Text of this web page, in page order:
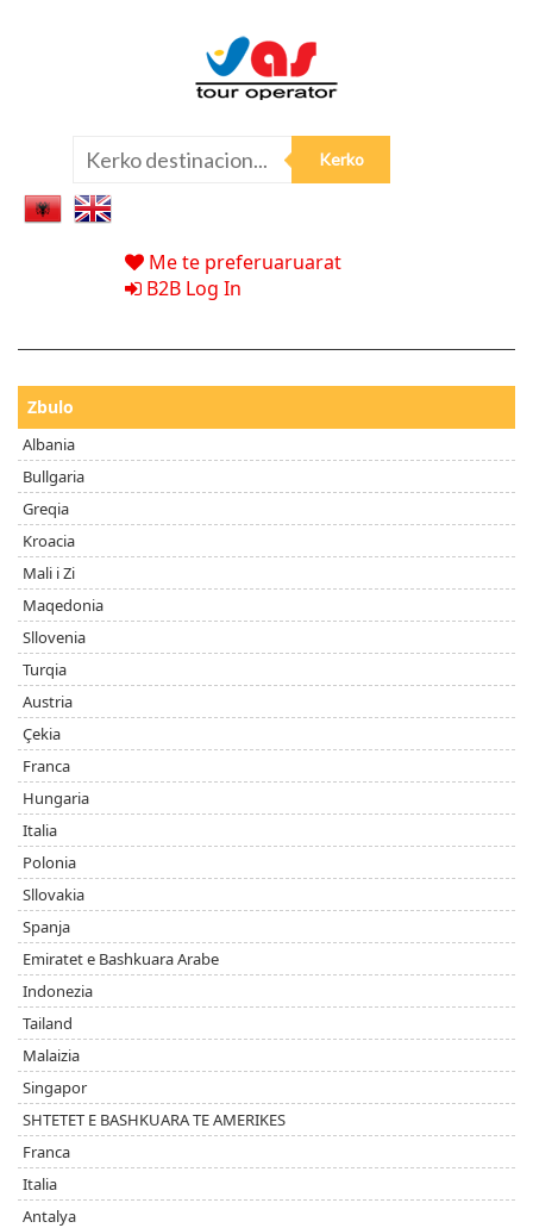
Me te preferuaruarat
B2B Log In
Zbulo
Albania
Bullgaria
Greqia
Kroacia
Mali i Zi
Maqedonia
Sllovenia
Turqia
Austria
Çekia
Franca
Hungaria
Italia
Polonia
Sllovakia
Spanja
Emiratet e Bashkuara Arabe
Indonezia
Tailand
Malaizia
Singapor
SHTETET E BASHKUARA TE AMERIKES
Franca
Italia
Antalya
Post
navigation